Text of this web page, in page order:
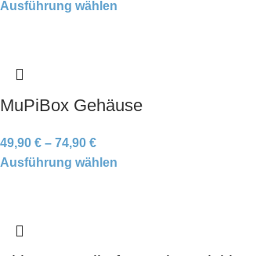
Ausführung wählen
MuPiBox Gehäuse
49,90 € – 74,90 €
Ausführung wählen